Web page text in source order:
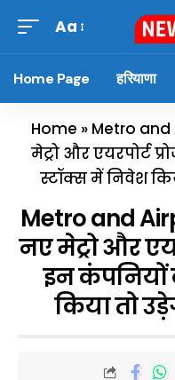
Aa
Home Page हरियाणा
Home » Metro
मेट्रो और एयरपोर्ट
स्टॉक्स में निवेश
Metro and
नए मेट्रो और
इन कंपनियों
किया तो